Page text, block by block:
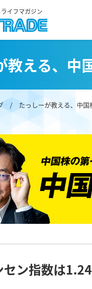
イフマガジン
教える、中
/ たっしーが教える、中国
ン指数は